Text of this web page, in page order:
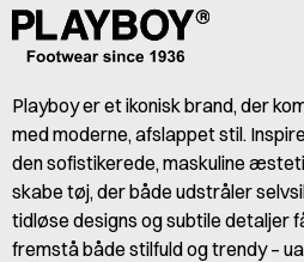
Playboy er et ikonisk brand, der
med moderne, afslappet stil.
den sofistikerede, maskuline
skabe tøj, der både udstråler
tidløse designs og subtile detaljer
fremstå både stilfuld og trendy –